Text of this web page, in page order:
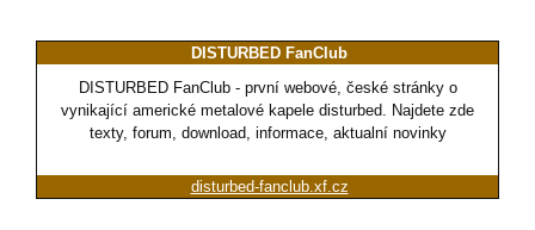
DISTURBED FanClub
DISTURBED FanClub - první webové, české stránky o
vynikající americké metalové kapele disturbed. Najdete zde
texty, forum, download, informace, aktualní novinky
disturbed-fanclub.xf.cz